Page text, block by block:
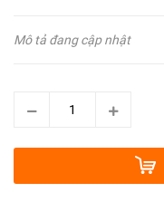
Mô tả đang cập nhật